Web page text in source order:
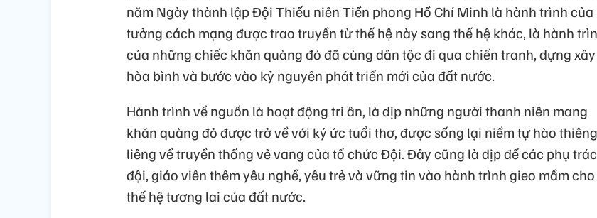
năm Ngày thành lập Đội Thiếu niên Tiền phong Hồ Chí Minh là hành trình của
tưởng cách mạng được trao truyền từ thế hệ này sang thế hệ khác, là hành
của những chiếc khăn quàng đỏ đã cùng dân tộc đi qua chiến tranh, dựng xây
hòa bình và bước vào kỷ nguyên phát triển mới của đất nước.
Hành trình về nguồn là hoạt động tri ân, là dịp những người thanh niên mang
khăn quàng đỏ được trở về với ký ức tuổi thơ, được sống lại niềm tự hào thiêng
liêng về truyền thống vẻ vang của tổ chức Đội. Đây cũng là dịp để các phụ
đội, giáo viên thêm yêu nghề, yêu trẻ và vững tin vào hành trình gieo mầm cho
thế hệ tương lai của đất nước.